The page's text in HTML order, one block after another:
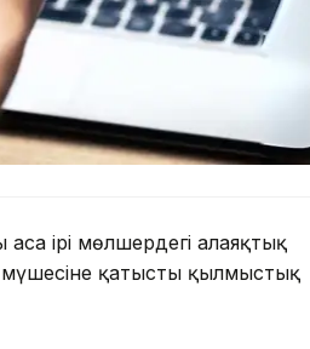
ірі мөлшердегі алаяқтық
қатысты қылмыстық